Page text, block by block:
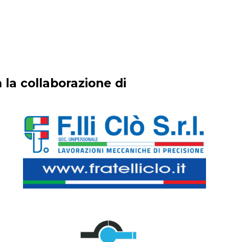
la collaborazione di